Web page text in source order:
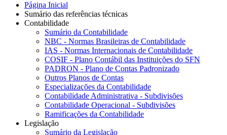
Página Inicial
Sumário das referências técnicas
Contabilidade
Sumário da Contabilidade
NBC - Normas Brasileiras de Contabilidade
IAS - Normas Internacionais de Contabilidade
COSIF - Plano Contábil das Instituições do SFN
PADRON - Plano de Contas Padronizado
Outros Planos de Contas
Especializações da Contabilidade
Contabilidade Administrativa - Subdivisões
Contabilidade Operacional - Subdivisões
Ramificações da Contabilidade
Legislação
Sumário da Legislação